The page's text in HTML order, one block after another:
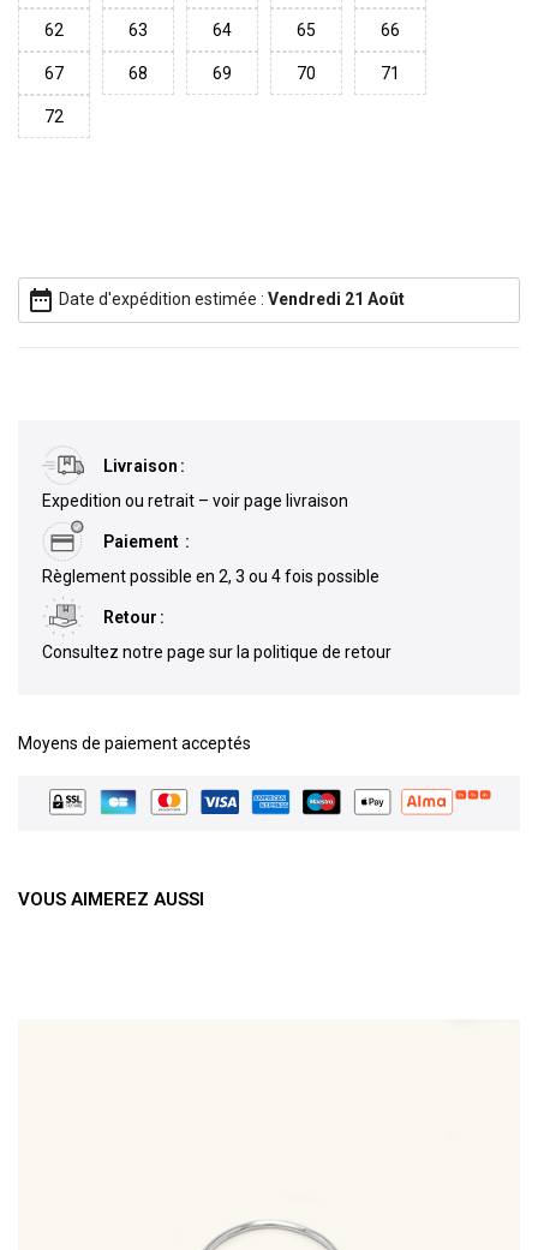
62 63 64 65 66
67 68 69 70 71
72
date_range Date d'expédition estimée : Vendredi 21 Août
Livraison
Expedition ou retrait – voir page livraison
Paiement
Règlement possible en 2, 3 ou 4 fois possible
Retour
Consultez notre page sur la politique de retour
Moyens de paiement acceptés
VOUS AIMEREZ AUSSI